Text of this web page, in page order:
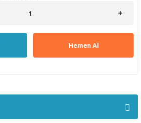
Hemen Al